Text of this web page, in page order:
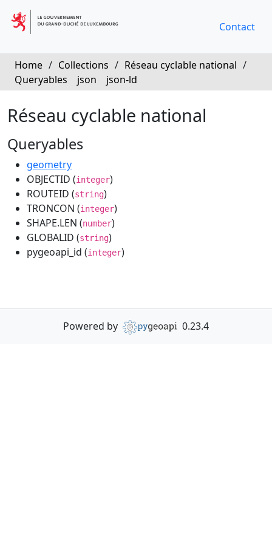
Contact
Home / Collections / Réseau cyclable national /
Queryables
json json-ld
Réseau cyclable national
Queryables
geometry
OBJECTID (integer)
ROUTEID (string)
TRONCON (integer)
SHAPE.LEN (number)
GLOBALID (string)
pygeoapi_id (integer)
Powered by 0.23.4